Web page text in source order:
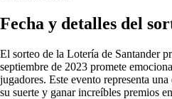
Fecha y detalles del
El sorteo de la Lotería de Santander
septiembre de 2023 promete
jugadores. Este evento representa
su suerte y ganar increíbles premios